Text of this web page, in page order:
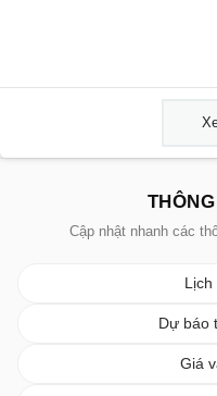
Cập nhật nhanh các
Lịch
Dự báo
Giá